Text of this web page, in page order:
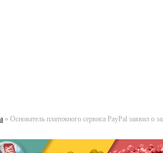
» Основатель платежного сервиса PayPal заявил о